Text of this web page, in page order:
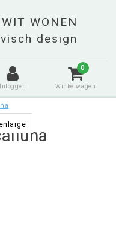
Inloggen
0
Winkelwagen